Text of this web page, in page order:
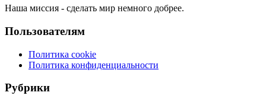
Наша миссия - сделать мир немного добрее.
Пользователям
Политика cookie
Политика конфиденциальности
Рубрики